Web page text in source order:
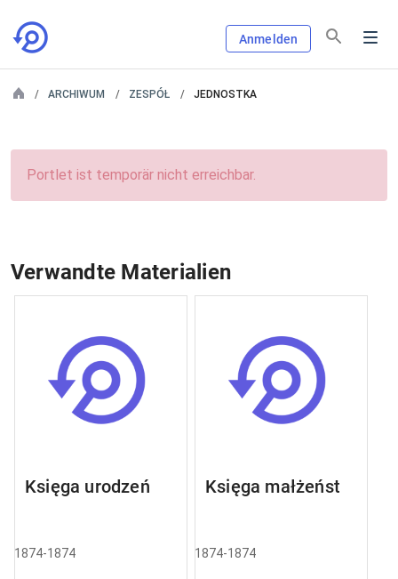
Anmelden
ARCHIWUM ZESPÓŁ JEDNOSTKA
Portlet ist temporär nicht erreichbar.
Verwandte Materialien
Księga urodzeń
1874-1874
Księga małżeństw
1874-1874